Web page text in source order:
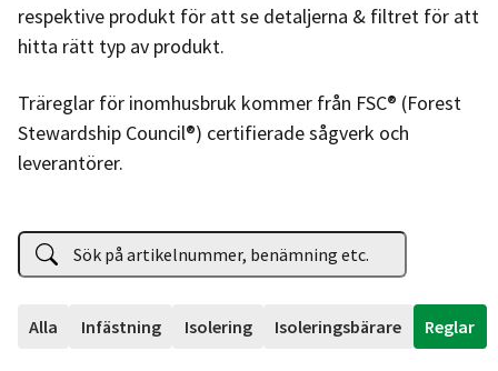
respektive produkt för att se detaljerna & filtret för att
hitta rätt typ av produkt.
Träreglar för inomhusbruk kommer från FSC® (Forest
Stewardship Council®) certifierade sågverk och
leverantörer.
Alla Infästning Isolering Isoleringsbärare Reglar